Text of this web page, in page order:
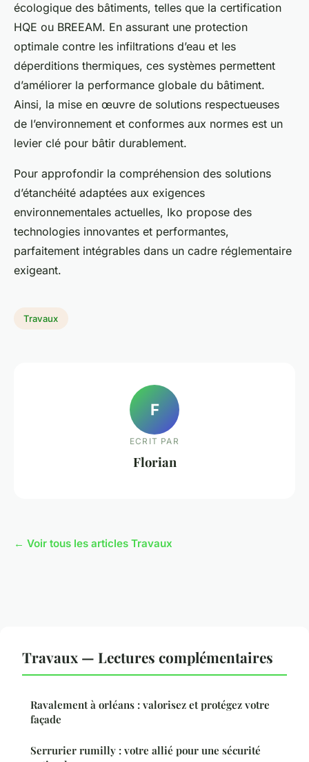
écologique des bâtiments, telles que la certification
HQE ou BREEAM. En assurant une protection
optimale contre les infiltrations d’eau et les
déperditions thermiques, ces systèmes permettent
d’améliorer la performance globale du bâtiment.
Ainsi, la mise en œuvre de solutions respectueuses
de l’environnement et conformes aux normes est un
levier clé pour bâtir durablement.
Pour approfondir la compréhension des solutions
d’étanchéité adaptées aux exigences
environnementales actuelles, Iko propose des
technologies innovantes et performantes,
parfaitement intégrables dans un cadre réglementaire
exigeant.
Travaux
F
ECRIT PAR
Florian
← Voir tous les articles Travaux
Travaux — Lectures complémentaires
Ravalement à orléans : valorisez et protégez votre
façade
Serrurier rumilly : votre allié pour une sécurité